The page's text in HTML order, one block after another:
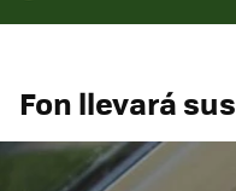
Fon llevará